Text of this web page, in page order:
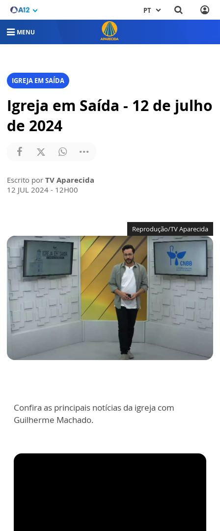
PT
MENU
IGREJA EM SAÍDA
Igreja em Saída - 12 de julho
de 2024
Escrito por TV Aparecida
12 JUL 2024 - 12H00
Reprodução/TV Aparecida
Confira as principais notícias da igreja com
Guilherme Machado.